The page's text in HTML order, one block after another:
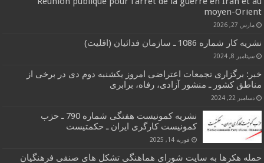
moyen-Orient
مارس 27, 2026
نشریه کار شماره 1086 ـ سازمان فدائیان (اقلیت)
سپتامبر 8, 2024
خبر: برگزاری تجمعات اعتراضی امروز یکشنبه دوم دی در برخی از
مناطق کشور ـ منشور آزادی، رفاه، برابری
دسامبر 22, 2024
نشریه کمونیست هفتگی شماره 790 ـ حزب
کمونیست کارگری ایران ـ حکمتیست
فوریه 14, 2025
حمله هکرها به سایت شورای هماهنگی تشکل های صنفی فرهنگیان